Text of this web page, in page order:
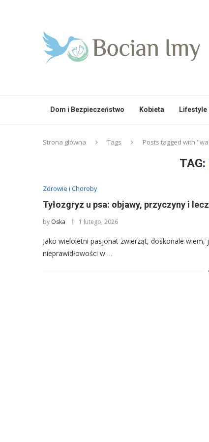
Dom i Bezpieczeństwo Kobieta Lifestyle
Strona główna Tags Posts tagged with
TAG:
Zdrowie i Choroby
Tyłozgryz u psa: objawy, przyczyny i
by Oska 1 lutego, 2026
Jako wieloletni pasjonat zwierząt, doskonale wiem,
nieprawidłowości w …